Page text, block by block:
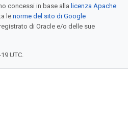
concessi in base alla licenza Apache
le norme del sito di Google
di Oracle e/o delle sue
UTC.